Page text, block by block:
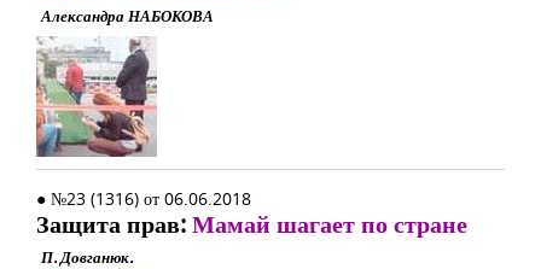
Александра НАБОКОВА
● №23 (1316) от 06.06.2018
Защита прав:Мамай шагает по стране
П. Довганюк.